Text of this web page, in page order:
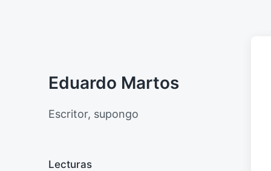
Eduardo Martos
Escritor, supongo
Lecturas